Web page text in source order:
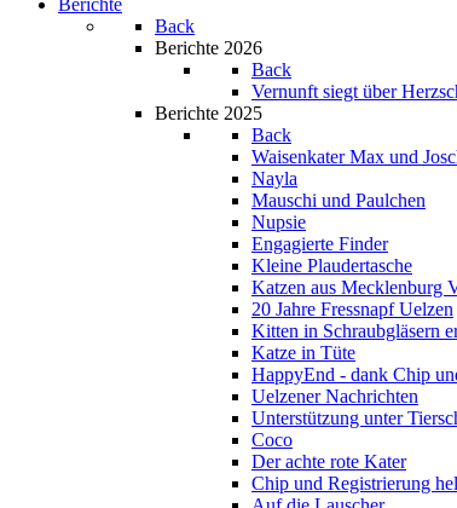
Berichte
Back
Berichte 2026
Back
Vernunft siegt über
Berichte 2025
Back
Waisenkater Max und
Nayla
Mauschi und Paulchen
Nupsie
Engagierte Finder
Kleine Plaudertasche
Katzen aus Mecklenburg
20 Jahre Fressnapf Uelzen
Kitten in Schraubgläsern
Katze in Tüte
HappyEnd - dank Chip
Uelzener Nachrichten
Unterstützung unter
Coco
Der achte rote Kater
Chip und Registrierung